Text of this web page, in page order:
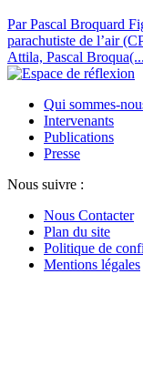
Par Pascal Broquard
parachutiste de l’air
Attila, Pascal
Qui sommes-
Intervenants
Publications
Presse
Nous suivre :
Nous Contacter
Plan du site
Politique de
Mentions légales